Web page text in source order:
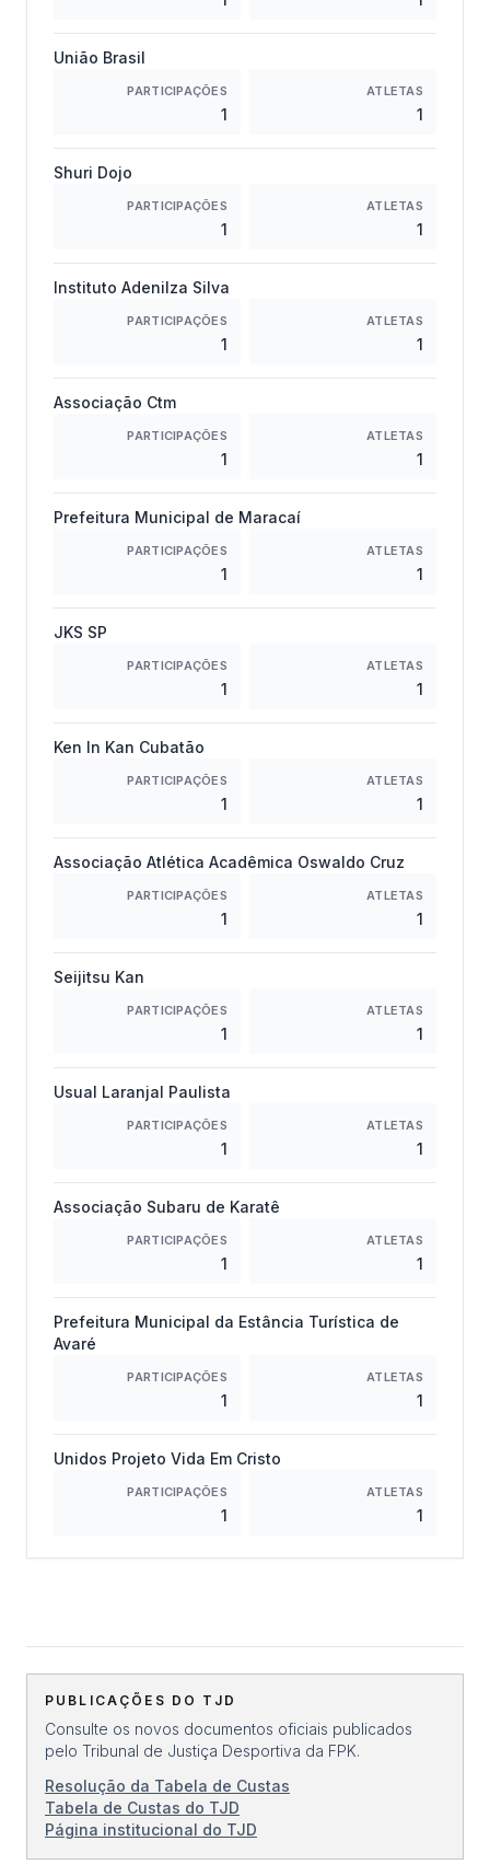
União Brasil
PARTICIPAÇÕES
1
ATLETAS
1
Shuri Dojo
PARTICIPAÇÕES
1
ATLETAS
1
Instituto Adenilza Silva
PARTICIPAÇÕES
1
ATLETAS
1
Associação Ctm
PARTICIPAÇÕES
1
ATLETAS
1
Prefeitura Municipal de Maracaí
PARTICIPAÇÕES
1
ATLETAS
1
JKS SP
PARTICIPAÇÕES
1
ATLETAS
1
Ken In Kan Cubatão
PARTICIPAÇÕES
1
ATLETAS
1
Associação Atlética Acadêmica Oswaldo Cruz
PARTICIPAÇÕES
1
ATLETAS
1
Seijitsu Kan
PARTICIPAÇÕES
1
ATLETAS
1
Usual Laranjal Paulista
PARTICIPAÇÕES
1
ATLETAS
1
Associação Subaru de Karatê
PARTICIPAÇÕES
1
ATLETAS
1
Prefeitura Municipal da Estância Turística de
Avaré
PARTICIPAÇÕES
1
ATLETAS
1
Unidos Projeto Vida Em Cristo
PARTICIPAÇÕES
1
ATLETAS
1
PUBLICAÇÕES DO TJD
Consulte os novos documentos oficiais publicados
pelo Tribunal de Justiça Desportiva da FPK.
Resolução da Tabela de Custas
Tabela de Custas do TJD
Página institucional do TJD